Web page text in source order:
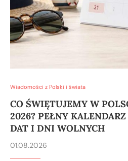
Wiadomości z Polski i świata
CO ŚWIĘTUJEMY W
2026? PEŁNY
DAT I DNI WOLNYCH
01.08.2026